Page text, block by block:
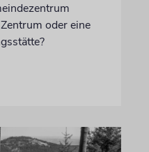
oder eine